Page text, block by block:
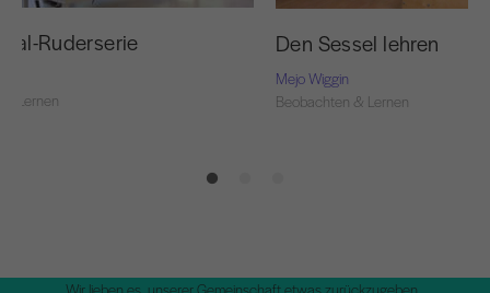
Ruderserie
Lernen
Den Sessel lehren
Mejo Wiggin
Beobachten & Lernen